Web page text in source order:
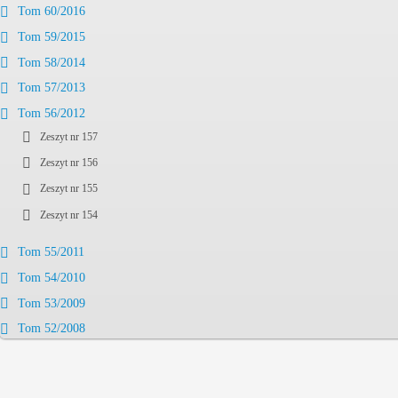
Tom 60/2016
Tom 59/2015
Tom 58/2014
Tom 57/2013
Tom 56/2012
Zeszyt nr 157
Zeszyt nr 156
Zeszyt nr 155
Zeszyt nr 154
Tom 55/2011
Tom 54/2010
Tom 53/2009
Tom 52/2008